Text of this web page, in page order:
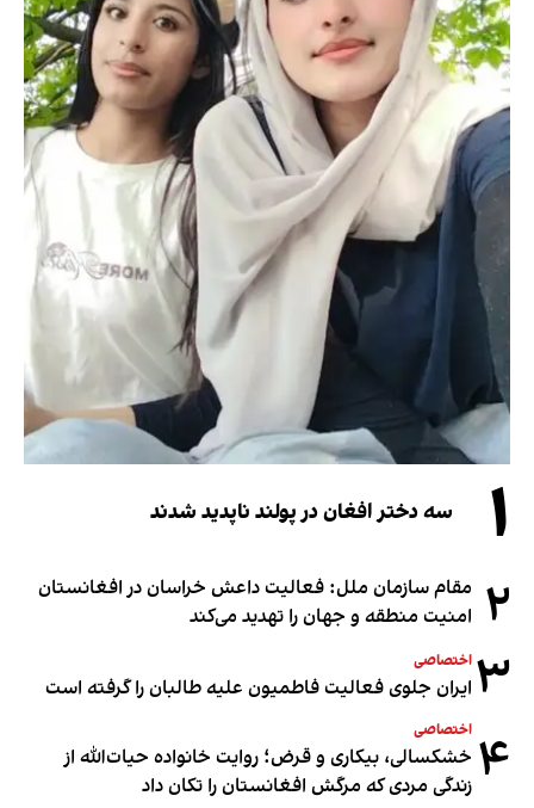
۱ سه دختر افغان در پولند ناپدید شدند
۲ مقام سازمان ملل: فعالیت داعش خراسان در افغانستان
امنیت منطقه و جهان را تهدید می‌کند
۳ اختصاصی
ایران جلوی فعالیت فاطمیون علیه طالبان را گرفته است
۴ اختصاصی
خشکسالی، بیکاری و قرض؛ روایت خانواده حیات‌الله از
زندگی مردی که مرگش افغانستان را تکان داد